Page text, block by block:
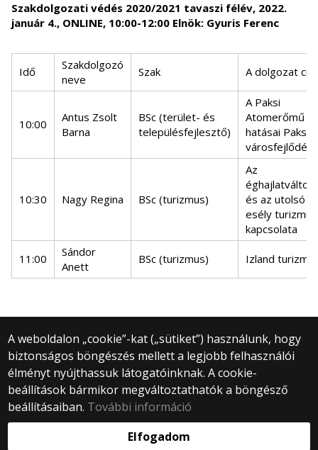
Szakdolgozati védés 2020/2021 tavaszi félév, 2022.
január 4., ONLINE, 10:00-12:00 Elnök: Gyuris Ferenc
Idő
Szakdolgozó
neve
Szak A dolgozat
10:00
Antus Zsolt
Barna
BSc (terület- és
településfejlesztő)
A Paksi
Atomerőmű
hatásai Paks
10:30 Nagy Regina BSc (turizmus)
Az
és az utolsó
esély turizmus
kapcsolata
11:00
Sándor
Anett
BSc (turizmus) Izland
A weboldalon „cookie”-kat („sütiket”) használunk, hogy
biztonságos böngészés mellett a legjobb felhasználói
élményt nyújthassuk látogatóinknak. A cookie-
beállítások bármikor megváltoztathatók a böngésző
beállításaiban. További információ
Elfogadom
© 2025 Eötvös Loránd Tudományegyetem
Minden jog fenntartva.
1053 Budapest, Egyetem tér 1–3.
Központi telefonszám: +36 1 411 6500
Webfejlesztés: